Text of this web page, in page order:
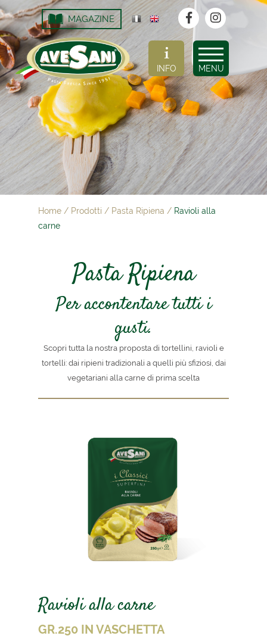
MENU
INFO
MAGAZINE
Home / Prodotti / Pasta Ripiena / Ravioli alla
carne
Pasta Ripiena
Per accontentare tutti i
gusti.
Scopri tutta la nostra proposta di tortellini, ravioli e
tortelli: dai ripieni tradizionali a quelli più sfiziosi, dai
vegetariani alla carne di prima scelta
Ravioli alla carne
GR.250 IN VASCHETTA